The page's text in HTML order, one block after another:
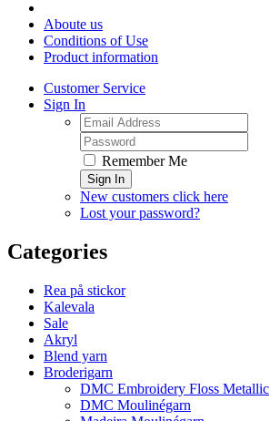
Aboute us
Conditions of Use
Product information
Customer Service
Sign In
Remember Me
Sign In
New customers click here
Lost your password?
Categories
Rea på stickor
Kalevala
Sale
Akryl
Blend yarn
Broderigarn
DMC Embroidery Floss Metallic
DMC Moulinégarn